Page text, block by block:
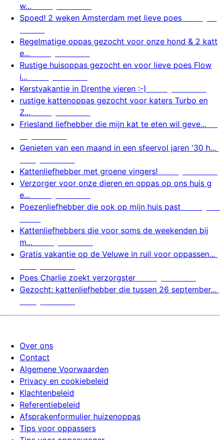
w...
Spoed! 2 weken Amsterdam met lieve poes
Regelmatige oppas gezocht voor onze hond & 2 katt
e...
Rustige huisoppas gezocht en voor lieve poes Flow
i...
Kerstvakantie in Drenthe vieren :-)
rustige kattenoppas gezocht voor katers Turbo en
Z...
Friesland liefhebber die mijn kat te eten wil geve...
Genieten van een maand in een sfeervol jaren '30 h...
Kattenliefhebber met groene vingers!
Verzorger voor onze dieren en oppas op ons huis g
e...
Poezenliefhebber die ook op mijn huis past
Kattenliefhebbers die voor soms de weekenden bij
m...
Gratis vakantie op de Veluwe in ruil voor oppassen...
Poes Charlie zoekt verzorgster
Gezocht: kattenliefhebber die tussen 26 september...
Over ons
Contact
Algemene Voorwaarden
Privacy en cookiebeleid
Klachtenbeleid
Referentiebeleid
Afsprakenformulier huizenoppas
Tips voor oppassers